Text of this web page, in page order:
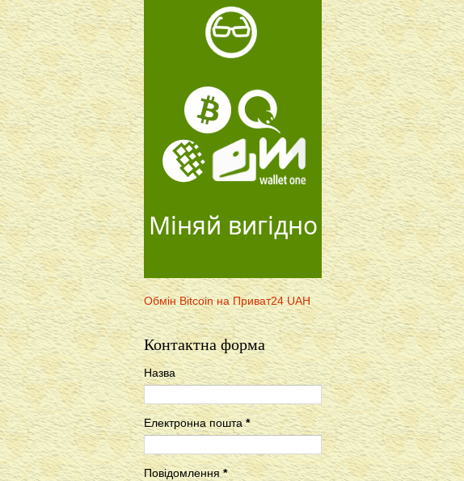
Міняй вигідно
Обмін Bitcoin на Приват24 UAH
Контактна форма
Назва
Електронна пошта*
Повідомлення*